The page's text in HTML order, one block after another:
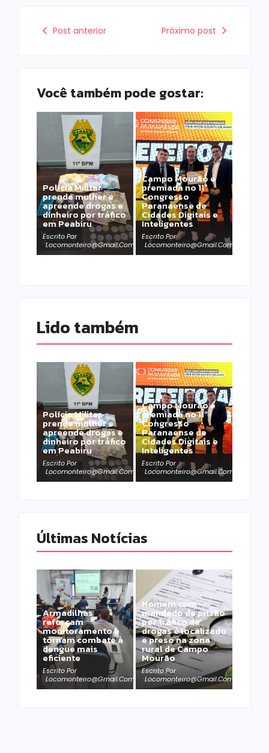
Post anterior Próximo post
Você também pode gostar:
Polícia Militar
prende mulher e
apreende drogas e
dinheiro por tráfico
em Peabiru
Escrito Por
Locomonteiro@gmail.com
Campo Mourão é
premiada no 11º
Congresso
Paranaense de
Cidades Digitais e
Inteligentes
Escrito Por
Locomonteiro@gmail.com
Lido também
Polícia Militar
prende mulher e
apreende drogas e
dinheiro por tráfico
em Peabiru
Escrito Por
Locomonteiro@gmail.com
Campo Mourão é
premiada no 11º
Congresso
Paranaense de
Cidades Digitais e
Inteligentes
Escrito Por
Locomonteiro@gmail.com
Últimas Notícias
Armadilhas
reforçam
monitoramento e
tornam combate à
dengue mais
eficiente
Escrito Por
Locomonteiro@gmail.com
Homem com
mandado de prisão
por tráfico de
drogas é localizado
e preso na zona
rural de Campo
Mourão
Escrito Por
Locomonteiro@gmail.com